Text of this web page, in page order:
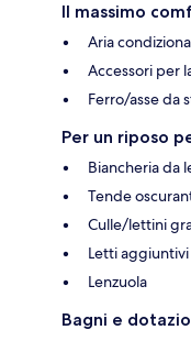
Il massimo
Aria
Accessori per
Ferro/asse da
Per un riposo
Biancheria da
Tende
Culle/lettini
Letti
Lenzuola
Bagni e